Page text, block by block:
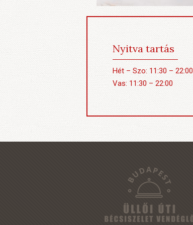
Nyitva tartás
Hét – Szo: 11:30 – 22:00
Vas: 11:30 – 22:00